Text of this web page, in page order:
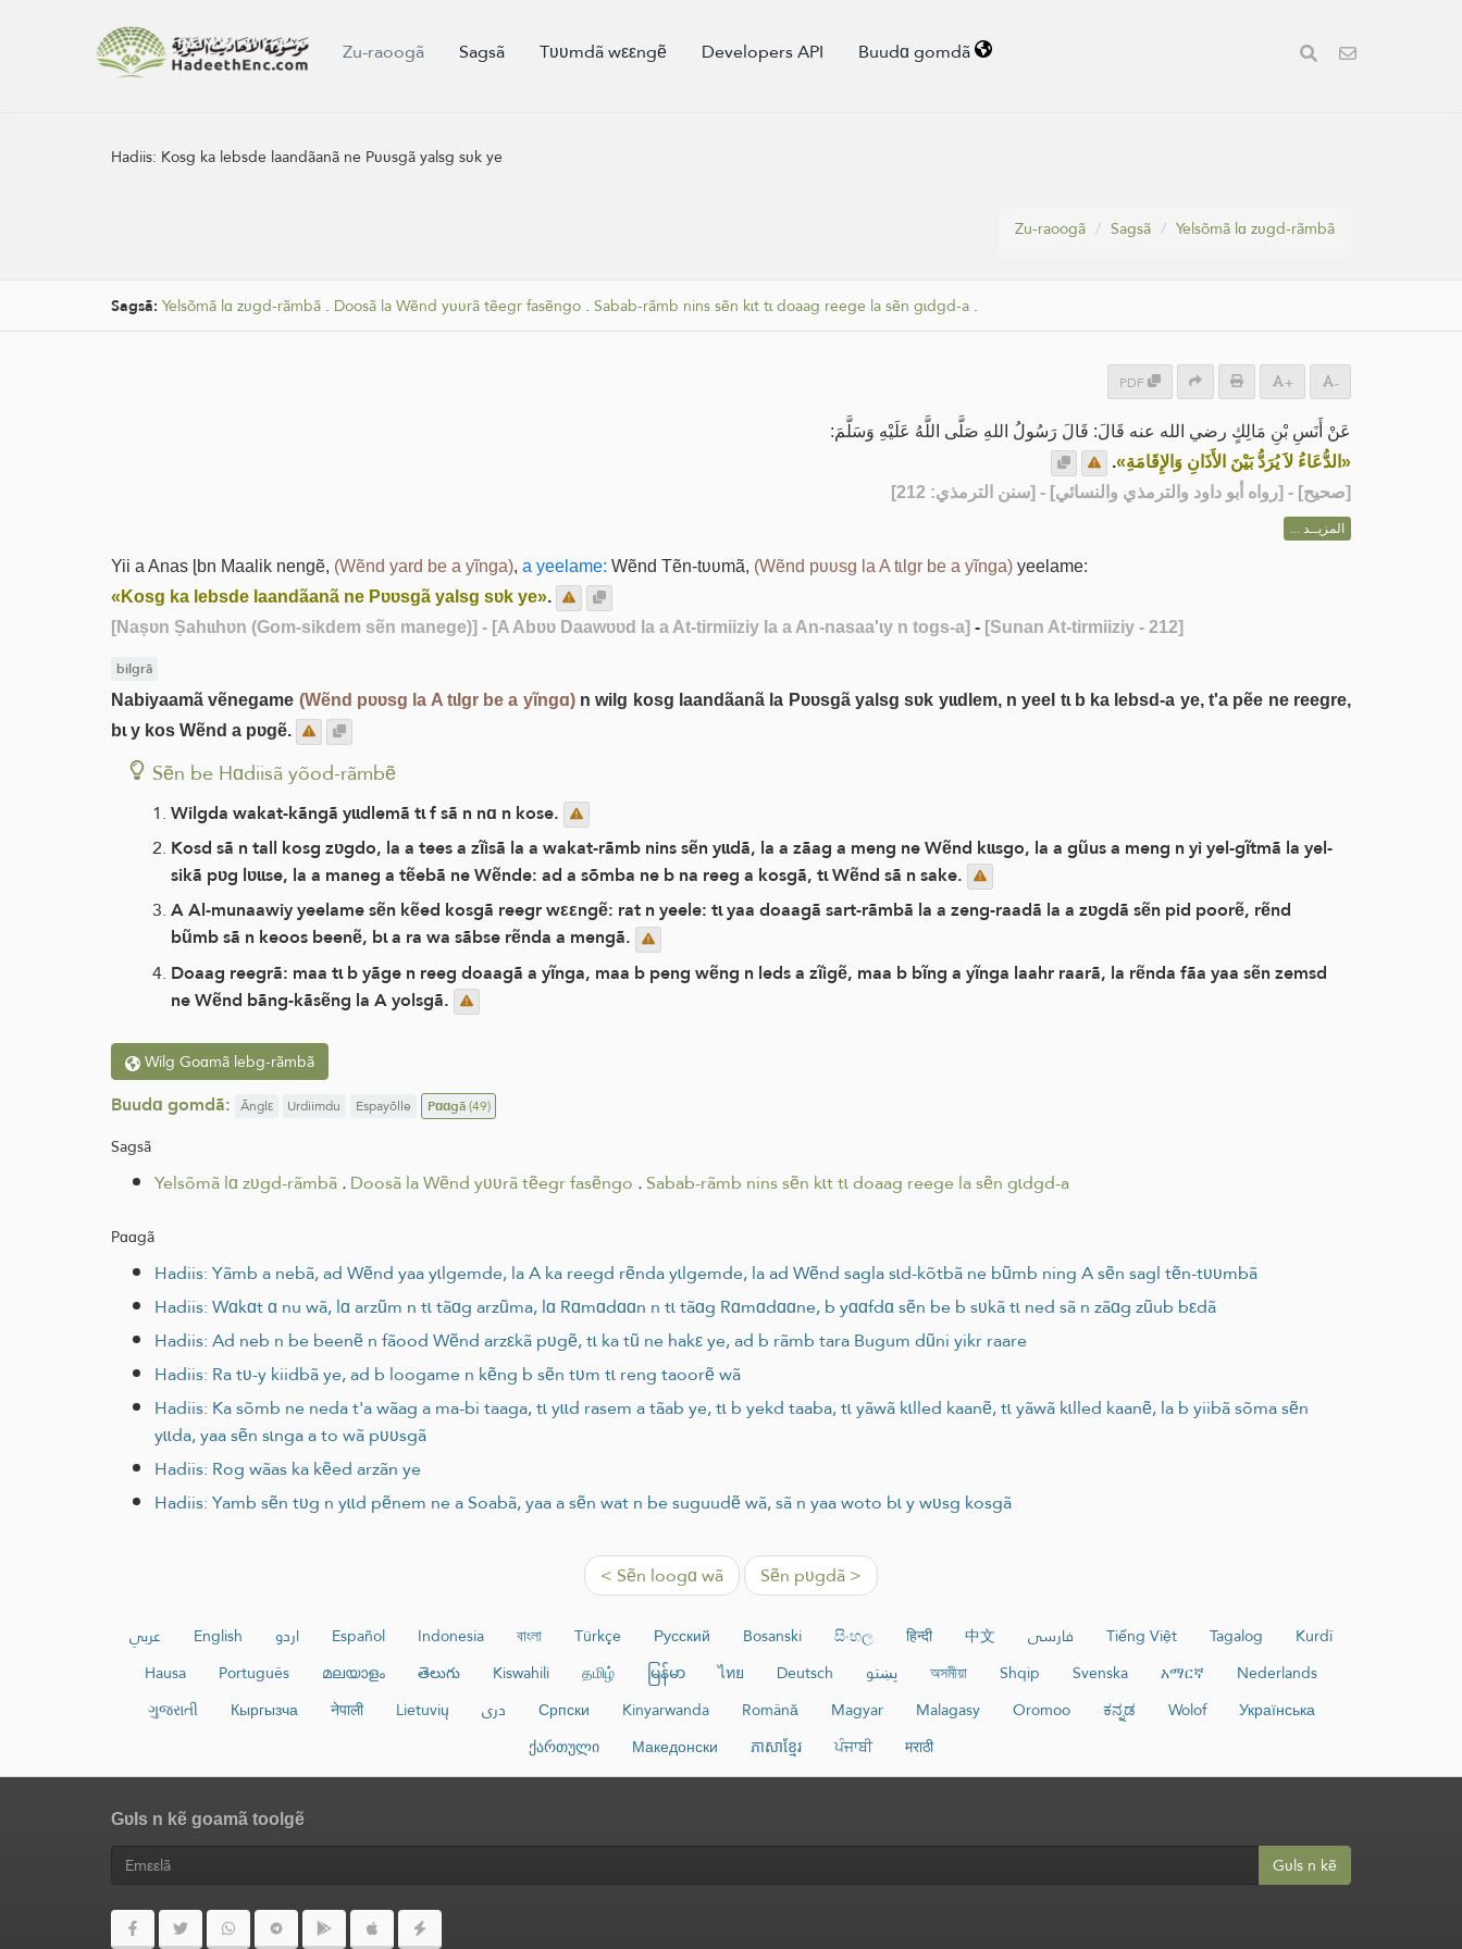
Zu-raoogã Sagsã Tʋʋmdã wεεngẽ Developers API Buudɑ gomdã
Hadiis: Kosg ka lebsde laandãanã ne Pʋʋsgã yalsg sʋk ye
Zu-raoogã Sagsã Yelsõmã lɑ zʋgd-rãmbã
Sagsã: Yelsõmã lɑ zʋgd-rãmbã . Doosã la Wẽnd yʋʋrã tẽegr fasẽngo . Sabab-rãmb nins sẽn kɩt tɩ doaag reege la sẽn gɩdgd-a .
PDF + -
عَنْ أَنَسِ بْنِ مَالِكٍ رضي الله عنه قَالَ: قَالَ رَسُولُ اللهِ صَلَّى اللَّهُ عَلَيْهِ وَسَلَّمَ:
«الدُّعَاءُ لاَ يُرَدُّ بَيْنَ الأَذَانِ وَالإِقَامَةِ».
[صحيح] - [رواه أبو داود والترمذي والنسائي] - [سنن الترمذي: 212]
المزيــد ...
Yii a Anas ɭbn Maalik nengẽ, (Wẽnd yard be a yĩnga), a yeelame: Wẽnd Tẽn-tʋʋmã, (Wẽnd pʋʋsg la A tɩlgr be a yĩnga) yeelame:
«Kosg ka lebsde laandãanã ne Pʋʋsgã yalsg sʋk ye».
[Naṣʋn Ṣahɩɩhʋn (Gom-sikdem sẽn manege)] - [A Abʋʋ Daawʋʋd la a At-tirmiiziy la a An-nasaa'ɩy n togs-a] - [Sunan At-tirmiiziy - 212]
bilgrã
Nabiyaamã vẽnegame (Wẽnd pʋʋsg la A tɩlgr be a yĩngɑ)n wilg kosg laandãanã la Pʋʋsgã yalsg sʋk yɩɩdlem, n yeel tɩ b ka lebsd-a ye, t'a pẽe ne reegre,
bɩ y kos Wẽnd a pʋgẽ.
Sẽn be Hɑdiisã yõod-rãmbẽ
Wilgda wakat-kãngã yɩɩdlemã tɩ f sã n nɑ n kose.
Kosd sã n tall kosg zʋgdo, la a tees a zĩisã la a wakat-rãmb nins sẽn yɩɩdã, la a zãag a meng ne Wẽnd kɩɩsgo, la a gũus a meng n yi yel-gĩtmã la yel-
sikã pʋg lʋɩɩse, la a maneg a tẽebã ne Wẽnde: ad a sõmba ne b na reeg a kosgã, tɩ Wẽnd sã n sake.
A Al-munaawiy yeelame sẽn kẽed kosgã reegr wεεngẽ: rat n yeele: tɩ yaa doaagã sart-rãmbã la a zeng-raadã la a zʋgdã sẽn pid poorẽ, rẽnd
bũmb sã n keoos beenẽ, bɩ a ra wa sãbse rẽnda a mengã.
Doaag reegrã: maa tɩ b yãge n reeg doaagã a yĩnga, maa b peng wẽng n leds a zĩigẽ, maa b bĩng a yĩnga laahr raarã, la rẽnda fãa yaa sẽn zemsd
ne Wẽnd bãng-kãsẽng la A yolsgã.
Wilg Goɑmã lebg-rãmbã
Buudɑ gomdã: Ãnglε Urdiimdu Espayõlle Pɑɑgã(49)
Sagsã
Yelsõmã lɑ zʋgd-rãmbã.Doosã la Wẽnd yʋʋrã tẽegr fasẽngo .Sabab-rãmb nins sẽn kɩt tɩ doaag reege la sẽn gɩdgd-a
Pɑɑgã
Hadiis: Yãmb a nebã, ad Wẽnd yaa yɩlgemde, la A ka reegd rẽnda yɩlgemde, la ad Wẽnd sagla sɩd-kõtbã ne bũmb ning A sẽn sagl tẽn-tʋʋmbã
Hadiis: Wɑkɑt ɑ nu wã, lɑ arzũm n tɩ tãɑg arzũma, lɑ Rɑmɑdɑɑn n tɩ tãɑg Rɑmɑdɑɑne, b yɑɑfdɑ sẽn be b sʋkã tɩ ned sã n zãɑg zũub bεdã
Hadiis: Ad neb n be beenẽ n fãood Wẽnd arzεkã pʋgẽ, tɩ ka tũ ne hakε ye, ad b rãmb tara Bugum dũni yikr raare
Hadiis: Ra tʋ-y kiidbã ye, ad b loogame n kẽng b sẽn tʋm tɩ reng taoorẽ wã
Hadiis: Ka sõmb ne neda t'a wãag a ma-bi taaga, tɩ yɩɩd rasem a tãab ye, tɩ b yekd taaba, tɩ yãwã kɩlled kaanẽ, tɩ yãwã kɩlled kaanẽ, la b yiibã sõma sẽn
yɩɩda, yaa sẽn sɩnga a to wã pʋʋsgã
Hadiis: Rog wãas ka kẽed arzãn ye
Hadiis: Yamb sẽn tʋg n yɩɩd pẽnem ne a Soabã, yaa a sẽn wat n be suguudẽ wã, sã n yaa woto bɩ y wʋsg kosgã
< Sẽn loogɑ wã Sẽn pʋgdã >
عربي English اردو Español Indonesia বাংলা Türkçe Русский Bosanski සිංහල हिन्दी 中文 فارسی Tiếng Việt Tagalog
Kurdî
Hausa
Português മലയാളം తెలుగు Kiswahili தமிழ் မြန်မာ ไทย Deutsch پښتو অসমীয়া Shqip Svenska አማርኛ
Nederlands
ગુજરાતી
Кыргызча नेपाली Lietuvių دری Српски Kinyarwanda Română Magyar Malagasy Oromoo ಕನ್ನಡ Wolof
Українська
ქართული
Македонски ភាសាខ្មែរ ਪੰਜਾਬੀ मराठी
Gʋls n kẽ goamã toolgẽ
Gʋls n kẽ